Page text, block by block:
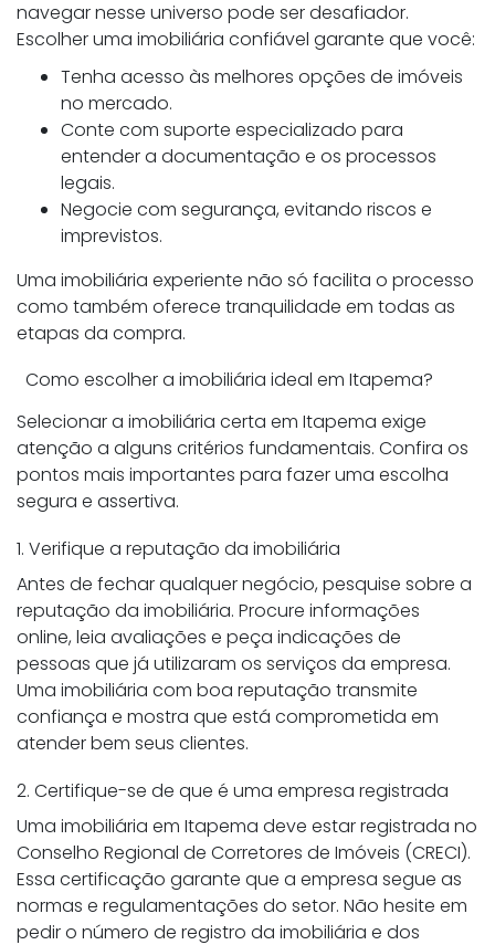
navegar nesse universo pode ser desafiador.
Escolher uma imobiliária confiável garante que você:
Tenha acesso às melhores opções de imóveis
no mercado.
Conte com suporte especializado para
entender a documentação e os processos
legais.
Negocie com segurança, evitando riscos e
imprevistos.
Uma imobiliária experiente não só facilita o processo
como também oferece tranquilidade em todas as
etapas da compra.
Como escolher a imobiliária ideal em Itapema?
Selecionar a imobiliária certa em Itapema exige
atenção a alguns critérios fundamentais. Confira os
pontos mais importantes para fazer uma escolha
segura e assertiva.
1. Verifique a reputação da imobiliária
Antes de fechar qualquer negócio, pesquise sobre a
reputação da imobiliária. Procure informações
online, leia avaliações e peça indicações de
pessoas que já utilizaram os serviços da empresa.
Uma imobiliária com boa reputação transmite
confiança e mostra que está comprometida em
atender bem seus clientes.
2. Certifique-se de que é uma empresa registrada
Uma imobiliária em Itapema deve estar registrada no
Conselho Regional de Corretores de Imóveis (CRECI).
Essa certificação garante que a empresa segue as
normas e regulamentações do setor. Não hesite em
pedir o número de registro da imobiliária e dos